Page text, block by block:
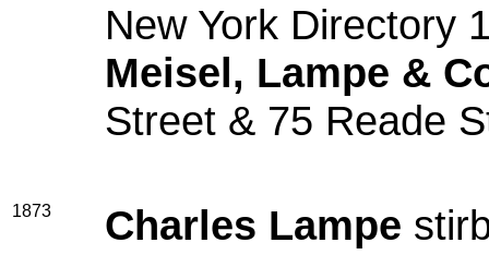
New York Directory
Meisel, Lampe &
Street & 75 Reade
1873 Charles Lampe